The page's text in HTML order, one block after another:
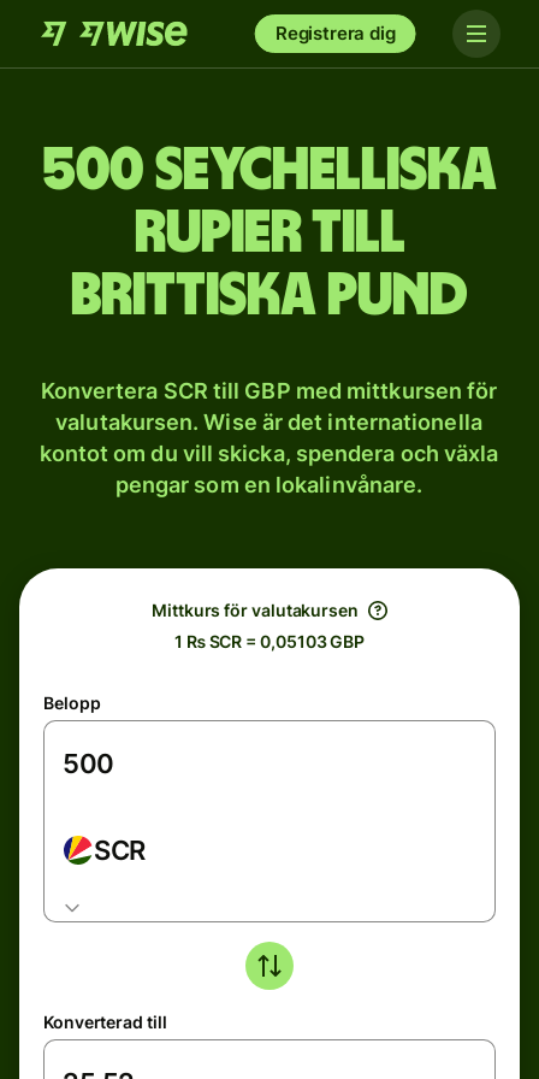
Registrera dig
500 seychelliska
rupier till
brittiska pund
Konvertera SCR till GBP med mittkursen för
valutakursen. Wise är det internationella
kontot om du vill skicka, spendera och växla
pengar som en lokalinvånare.
Mittkurs för valutakursen
1 ₨ SCR = 0,05103 GBP
Belopp
SCR
Konverterad till